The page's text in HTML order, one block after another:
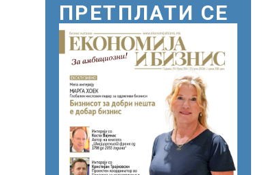
ПРЕТПЛАТИ СЕ